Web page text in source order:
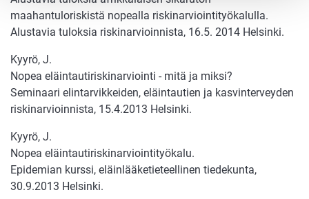
maahantuloriskistä nopealla riskinarviointityökalulla.
Alustavia tuloksia riskinarvioinnista, 16.5. 2014 Helsinki.
Kyyrö, J.
Nopea eläintautiriskinarviointi - mitä ja miksi?
Seminaari elintarvikkeiden, eläintautien ja kasvinterveyden
riskinarvioinnista, 15.4.2013 Helsinki.
Kyyrö, J.
Nopea eläintautiriskinarviointityökalu.
Epidemian kurssi, eläinlääketieteellinen tiedekunta,
30.9.2013 Helsinki.